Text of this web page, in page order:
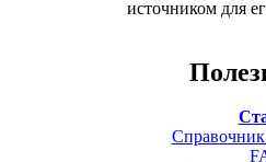
источником для
Справочник